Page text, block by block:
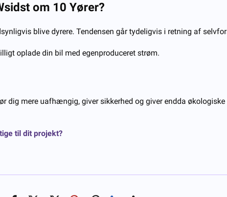
sidst om 10 Yører?
blive dyrere. Tendensen går tydeligvis i retning af
oplade din bil med egenproduceret strøm.
mere uafhængig, giver sikkerhed og giver endda økologiske
til dit projekt?